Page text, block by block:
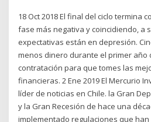
18 Oct 2018 El final del ciclo termina
fase más negativa y coincidiendo, a
expectativas están en depresión.
menos dinero durante el primer año
contratación para que tomes las
financieras. 2 Ene 2019 El Mercurio
líder de noticias en Chile. la Gran
y la Gran Recesión de hace una
implementado regulaciones que